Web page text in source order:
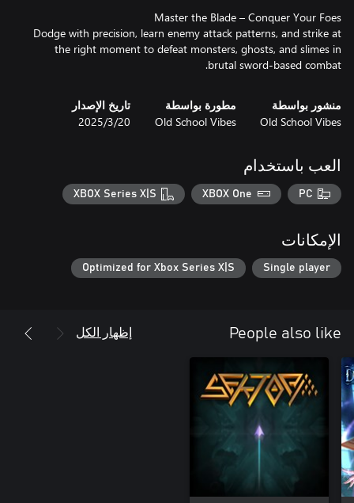
Dodge with precision, learn enemy attack patterns, and strike at
the right moment to defeat monsters, ghosts, and slimes in
brutal sword-based combat.
منشور بواسطة
Old School Vibes
مطورة بواسطة
Old School Vibes
تاريخ الإصدار
20‏/3‏/2025
العب باستخدام
PC
XBOX One
XBOX Series X|S
الإمكانات
Single player
Optimized for Xbox Series X|S
People also like إظهار الكل